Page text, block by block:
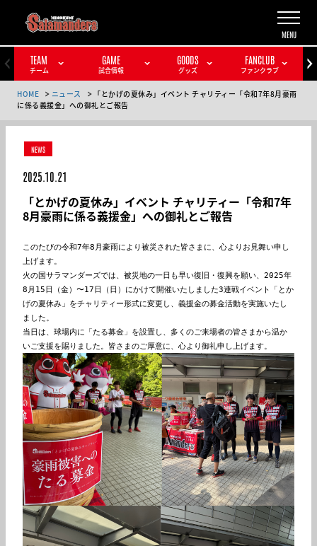
TEAM
チーム
GAME
試合情報
GOODS
グッズ
FANCLUB
ファンクラブ
HOME ニュース
「とかげの夏休み」イベント チャリティー「令和7年8月豪雨
に係る義援金」への御礼とご報告
NEWS
2025.10.21
「とかげの夏休み」イベント チャリティー「令和7年
8月豪雨に係る義援金」への御礼とご報告
このたびの令和7年8月豪雨により被災された皆さまに、心よりお見舞い申し
上げます。
火の国サラマンダーズでは、被災地の一日も早い復旧・復興を願い、2025年
8月15日（金）〜17日（日）にかけて開催いたしました3連戦イベント「とか
げの夏休み」をチャリティー形式に変更し、義援金の募金活動を実施いたし
ました。
当日は、球場内に「たる募金」を設置し、多くのご来場者の皆さまから温か